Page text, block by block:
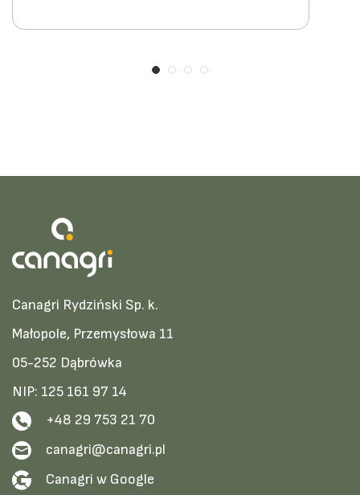
Canagri Rydziński Sp. k.
Małopole, Przemysłowa 11
05-252 Dąbrówka
NIP: 125 161 97 14
+48 29 753 21 70
canagri@canagri.pl
Canagri w Google